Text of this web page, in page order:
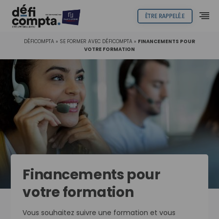
ÊTRE RAPPELÉ.E
DÉFICOMPTA » SE FORMER AVEC DÉFICOMPTA » FINANCEMENTS POUR
VOTRE FORMATION
Financements pour
votre formation
Vous souhaitez suivre une formation et vous